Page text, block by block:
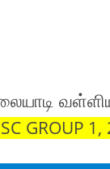
GROUP